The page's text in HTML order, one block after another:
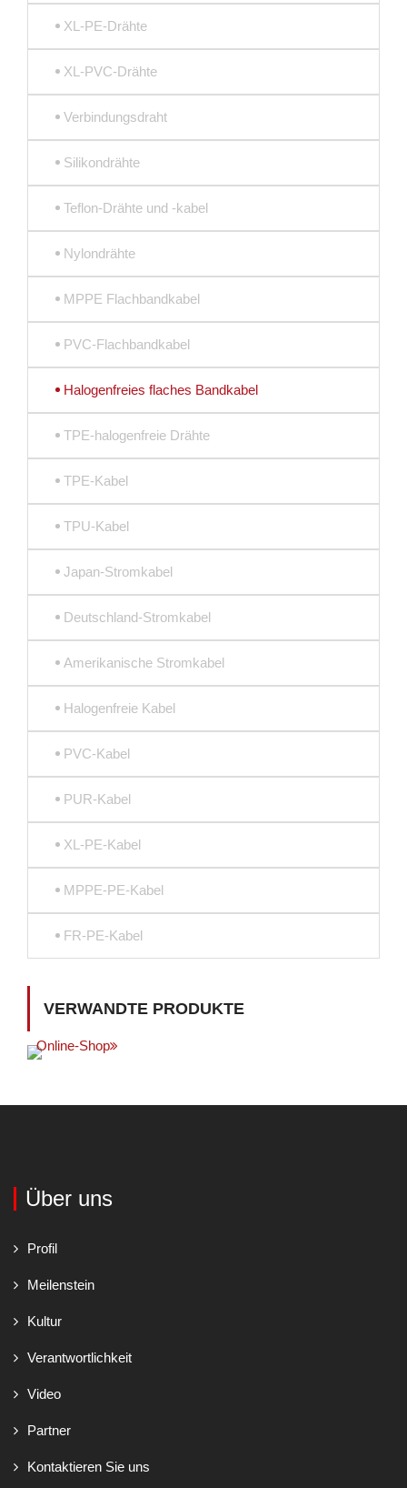
XL-PE-Drähte
XL-PVC-Drähte
Verbindungsdraht
Silikondrähte
Teflon-Drähte und -kabel
Nylondrähte
MPPE Flachbandkabel
PVC-Flachbandkabel
Halogenfreies flaches Bandkabel
TPE-halogenfreie Drähte
TPE-Kabel
TPU-Kabel
Japan-Stromkabel
Deutschland-Stromkabel
Amerikanische Stromkabel
Halogenfreie Kabel
PVC-Kabel
PUR-Kabel
XL-PE-Kabel
MPPE-PE-Kabel
FR-PE-Kabel
VERWANDTE PRODUKTE
Online-Shop
Über uns
Profil
Meilenstein
Kultur
Verantwortlichkeit
Video
Partner
Kontaktieren Sie uns